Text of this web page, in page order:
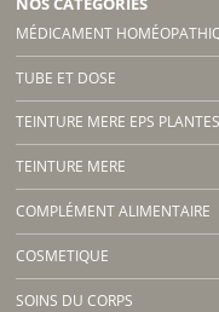
MÉDICAMENT
TUBE ET DOSE
TEINTURE MERE EPS PLANTES
TEINTURE MERE
COMPLÉMENT ALIMENTAIRE
COSMETIQUE
SOINS DU CORPS